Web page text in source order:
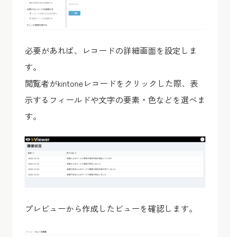
必要があれば、レコードの詳細画面を設定しま
す。
閲覧者がkintoneレコードをクリックした際、表
示するフィールドや文字の要素・色などを選べま
す。
プレビューから作成したビューを確認します。